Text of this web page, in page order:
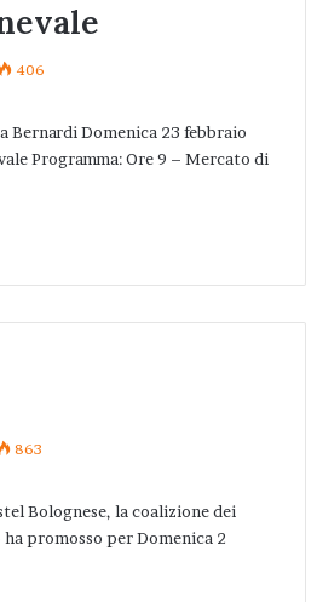
406
Bernardi Domenica 23 febbraio
Programma: Ore 9 – Mercato di
863
Bolognese, la coalizione dei
promosso per Domenica 2